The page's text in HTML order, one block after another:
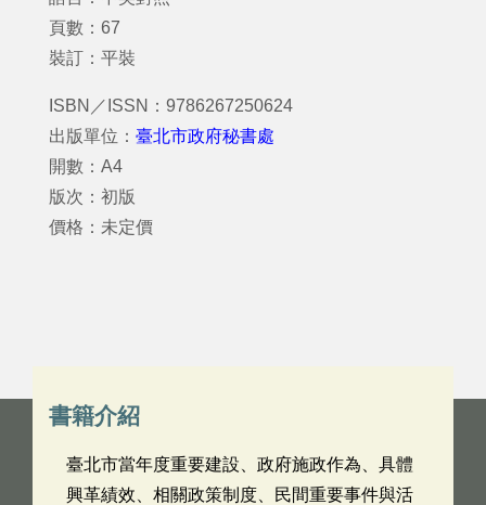
頁數：67
裝訂：平裝
ISBN／ISSN：9786267250624
出版單位： 臺北市政府秘書處
開數：A4
版次：初版
價格：未定價
書籍介紹
臺北市當年度重要建設、政府施政作為、具體
興⾰績效、相關政策制度、⺠間重要事件與活